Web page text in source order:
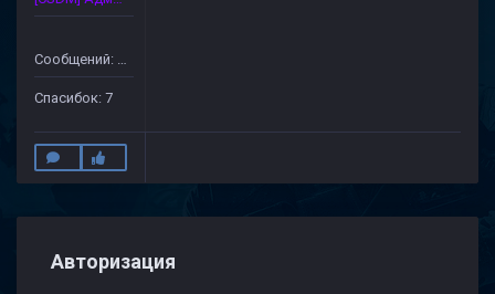
Сообщений: 172
Спасибок: 7
Авторизация